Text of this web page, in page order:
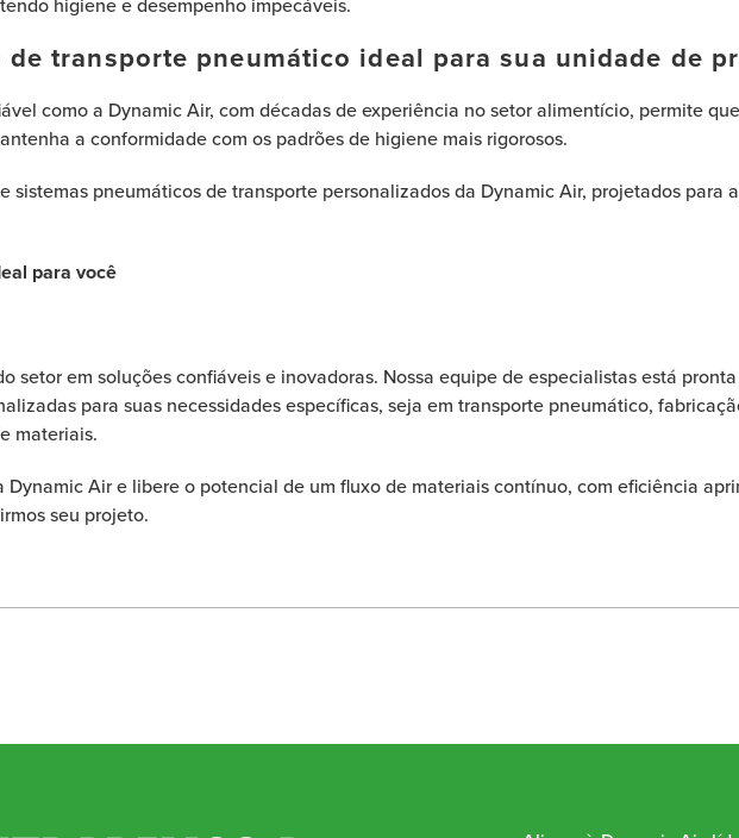
de transporte pneumático ideal para sua unidade de
como a Dynamic Air, com décadas de experiência no setor alimentício, permite
a conformidade com os padrões de higiene mais rigorosos.
sistemas pneumáticos de transporte personalizados da Dynamic Air, projetados para
para você
setor em soluções confiáveis e inovadoras. Nossa equipe de especialistas está
para suas necessidades específicas, seja em transporte pneumático,
materiais.
Air e libere o potencial de um fluxo de materiais contínuo, com eficiência
seu projeto.